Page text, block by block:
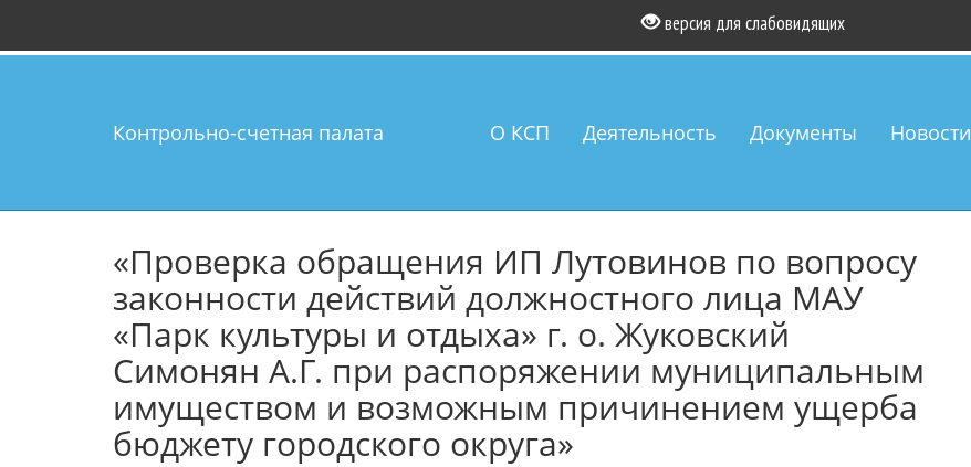
версия для слабовидящих
Контрольно-счетная палата О КСП Деятельность Документы Новости
«Проверка обращения ИП Лутовинов по вопросу
законности действий должностного лица МАУ
«Парк культуры и отдыха» г. о. Жуковский
Симонян А.Г. при распоряжении муниципальным
имуществом и возможным причинением ущерба
бюджету городского округа»